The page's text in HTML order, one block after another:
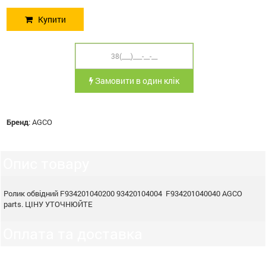
Купити
Замовити в один клік
Бренд:AGCO
Ролик обвідний F934201040200 93420104004 F934201040040 AGCO
parts. ЦІНУ УТОЧНЮЙТЕ